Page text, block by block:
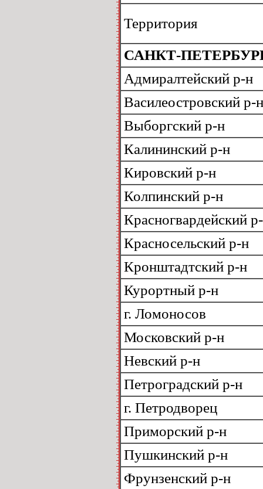
Территория
САНКТ-
Адмиралтейский р-н
Василеостровский р-н
Выборгский р-н
Калининский р-н
Кировский р-н
Колпинский р-н
Красногвардейский
Красносельский р-н
Кронштадтский р-н
Курортный р-н
г. Ломоносов
Московский р-н
Невский р-н
Петроградский р-н
г. Петродворец
Приморский р-н
Пушкинский р-н
Фрунзенский р-н